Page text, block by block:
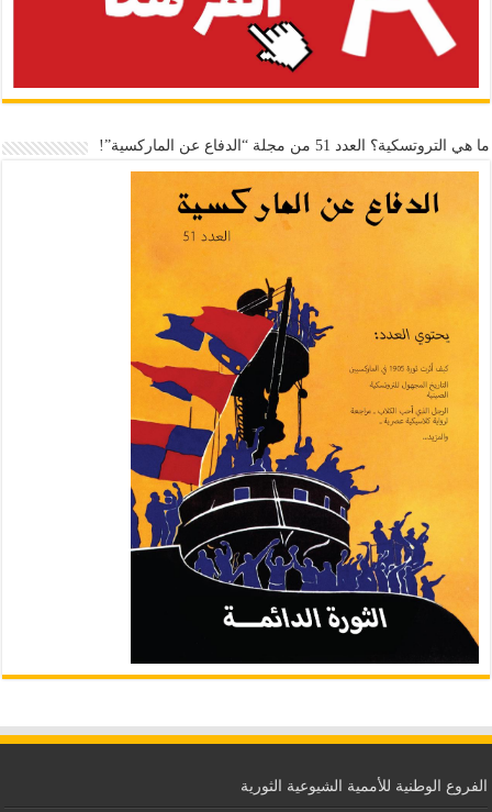
ما هي التروتسكية؟ العدد 51 من مجلة “الدفاع عن الماركسية”!
الفروع الوطنية للأممية الشيوعية الثورية